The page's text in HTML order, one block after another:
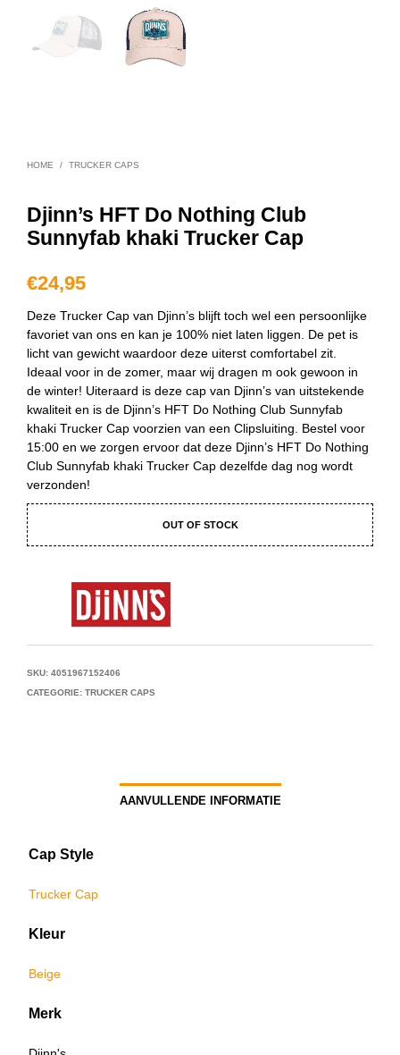
HOME / TRUCKER CAPS
Djinn’s HFT Do Nothing Club
Sunnyfab khaki Trucker Cap
€24,95
Deze Trucker Cap van Djinn’s blijft toch wel een persoonlijke
favoriet van ons en kan je 100% niet laten liggen. De pet is
licht van gewicht waardoor deze uiterst comfortabel zit.
Ideaal voor in de zomer, maar wij dragen m ook gewoon in
de winter! Uiteraard is deze cap van Djinn’s van uitstekende
kwaliteit en is de Djinn’s HFT Do Nothing Club Sunnyfab
khaki Trucker Cap voorzien van een Clipsluiting. Bestel voor
15:00 en we zorgen ervoor dat deze Djinn’s HFT Do Nothing
Club Sunnyfab khaki Trucker Cap dezelfde dag nog wordt
verzonden!
OUT OF STOCK
SKU: 4051967152406
CATEGORIE: TRUCKER CAPS
AANVULLENDE INFORMATIE
Cap Style
Trucker Cap
Kleur
Beige
Merk